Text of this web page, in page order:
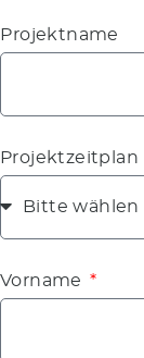
´Projektname
Projektzeitplan
Vorname